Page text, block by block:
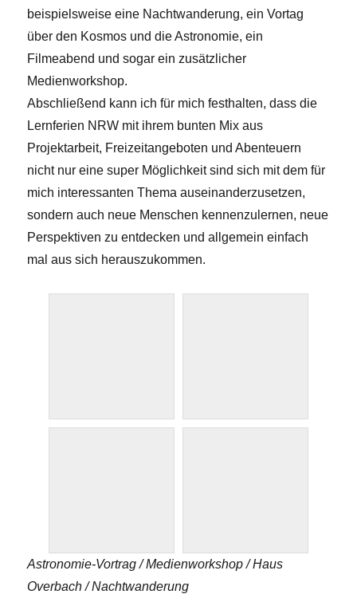
beispielsweise eine Nachtwanderung, ein Vortag
über den Kosmos und die Astronomie, ein
Filmeabend und sogar ein zusätzlicher
Medienworkshop.
Abschließend kann ich für mich festhalten, dass die
Lernferien NRW mit ihrem bunten Mix aus
Projektarbeit, Freizeitangeboten und Abenteuern
nicht nur eine super Möglichkeit sind sich mit dem für
mich interessanten Thema auseinanderzusetzen,
sondern auch neue Menschen kennenzulernen, neue
Perspektiven zu entdecken und allgemein einfach
mal aus sich herauszukommen.
Astronomie-Vortrag / Medienworkshop / Haus
Overbach / Nachtwanderung